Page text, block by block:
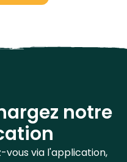
notre
vous via l'application,